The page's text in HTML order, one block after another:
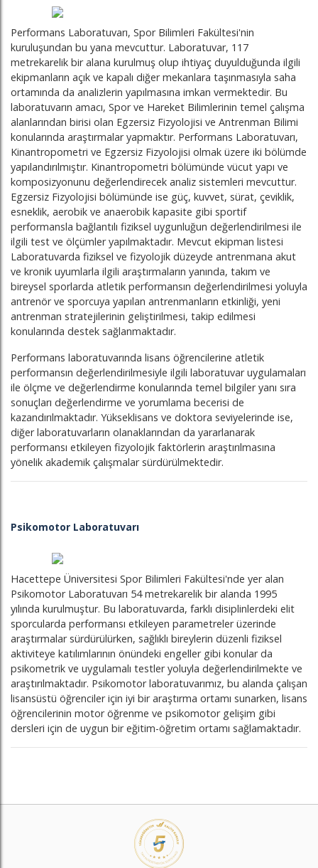
Performans Laboratuvarı, Spor Bilimleri Fakültesi'nin
kuruluşundan bu yana mevcuttur. Laboratuvar, 117
metrekarelik bir alana kurulmuş olup ihtiyaç duyulduğunda ilgili
ekipmanların açık ve kapalı diğer mekanlara taşınmasıyla saha
ortamında da analizlerin yapılmasına imkan vermektedir. Bu
laboratuvarın amacı, Spor ve Hareket Bilimlerinin temel çalışma
alanlarından birisi olan Egzersiz Fizyolojisi ve Antrenman Bilimi
konularında araştırmalar yapmaktır. Performans Laboratuvarı,
Kinantropometri ve Egzersiz Fizyolojisi olmak üzere iki bölümde
yapılandırılmıştır. Kinantropometri bölümünde vücut yapı ve
komposizyonunu değerlendirecek analiz sistemleri mevcuttur.
Egzersiz Fizyolojisi bölümünde ise güç, kuvvet, sürat, çeviklik,
esneklik, aerobik ve anaerobik kapasite gibi sportif
performansla bağlantılı fiziksel uygunluğun değerlendirilmesi ile
ilgili test ve ölçümler yapılmaktadır. Mevcut ekipman listesi
Laboratuvarda fiziksel ve fizyolojik düzeyde antrenmana akut
ve kronik uyumlarla ilgili araştırmaların yanında, takım ve
bireysel sporlarda atletik performansın değerlendirilmesi yoluyla
antrenör ve sporcuya yapılan antrenmanların etkinliği, yeni
antrenman stratejilerinin geliştirilmesi, takip edilmesi
konularında destek sağlanmaktadır.
Performans laboratuvarında lisans öğrencilerine atletik
performansın değerlendirilmesiyle ilgili laboratuvar uygulamaları
ile ölçme ve değerlendirme konularında temel bilgiler yanı sıra
sonuçları değerlendirme ve yorumlama becerisi de
kazandırılmaktadır. Yükseklisans ve doktora seviyelerinde ise,
diğer laboratuvarların olanaklarından da yararlanarak
performansı etkileyen fizyolojik faktörlerin araştırılmasına
yönelik akademik çalışmalar sürdürülmektedir.
Psikomotor Laboratuvarı
Hacettepe Üniversitesi Spor Bilimleri Fakültesi'nde yer alan
Psikomotor Laboratuvarı 54 metrekarelik bir alanda 1995
yılında kurulmuştur. Bu laboratuvarda, farklı disiplinlerdeki elit
sporcularda performansı etkileyen parametreler üzerinde
araştırmalar sürdürülürken, sağlıklı bireylerin düzenli fiziksel
aktiviteye katılımlarının önündeki engeller gibi konular da
psikometrik ve uygulamalı testler yoluyla değerlendirilmekte ve
araştırılmaktadır. Psikomotor laboratuvarımız, bu alanda çalışan
lisansüstü öğrenciler için iyi bir araştırma ortamı sunarken, lisans
öğrencilerinin motor öğrenme ve psikomotor gelişim gibi
dersleri için de uygun bir eğitim-öğretim ortamı sağlamaktadır.